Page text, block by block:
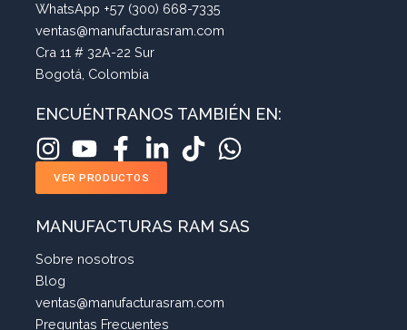
WhatsApp +57 (300) 668-7335
ventas@manufacturasram.com
Cra 11 # 32A-22 Sur
Bogotá, Colombia
ENCUÉNTRANOS TAMBIÉN EN:
VER PRODUCTOS
MANUFACTURAS RAM SAS
Sobre nosotros
Blog
ventas@manufacturasram.com
Preguntas Frecuentes